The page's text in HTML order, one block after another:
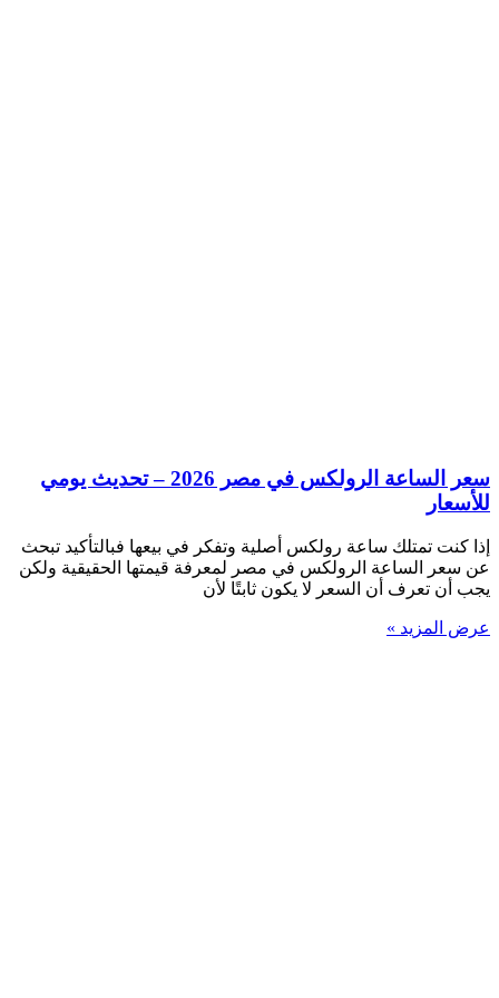
سعر الساعة الرولكس في مصر 2026 – تحديث يومي
للأسعار
إذا كنت تمتلك ساعة رولكس أصلية وتفكر في بيعها فبالتأكيد تبحث
عن سعر الساعة الرولكس في مصر لمعرفة قيمتها الحقيقية ولكن
يجب أن تعرف أن السعر لا يكون ثابتًا لأن
عرض المزيد »